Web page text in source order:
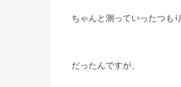
ちゃんと測っていったつもり
だったんですが、